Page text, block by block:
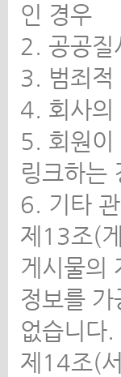
인 경우
2. 공공질
3. 범죄적
4. 회사의
5. 회원이
링크하는
6. 기타
제13조(
게시물의
정보를
없습니다.
제14조(